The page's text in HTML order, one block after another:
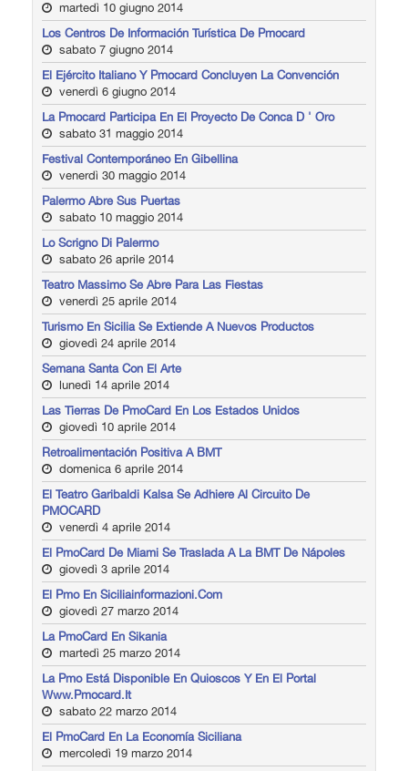
martedì 10 giugno 2014
Los Centros De Información Turística De Pmocard
sabato 7 giugno 2014
El Ejército Italiano Y Pmocard Concluyen La Convención
venerdì 6 giugno 2014
La Pmocard Participa En El Proyecto De Conca D ' Oro
sabato 31 maggio 2014
Festival Contemporáneo En Gibellina
venerdì 30 maggio 2014
Palermo Abre Sus Puertas
sabato 10 maggio 2014
Lo Scrigno Di Palermo
sabato 26 aprile 2014
Teatro Massimo Se Abre Para Las Fiestas
venerdì 25 aprile 2014
Turismo En Sicilia Se Extiende A Nuevos Productos
giovedì 24 aprile 2014
Semana Santa Con El Arte
lunedì 14 aprile 2014
Las Tierras De PmoCard En Los Estados Unidos
giovedì 10 aprile 2014
Retroalimentación Positiva A BMT
domenica 6 aprile 2014
El Teatro Garibaldi Kalsa Se Adhiere Al Circuito De
PMOCARD
venerdì 4 aprile 2014
El PmoCard De Miami Se Traslada A La BMT De Nápoles
giovedì 3 aprile 2014
El Pmo En Siciliainformazioni.com
giovedì 27 marzo 2014
La PmoCard En Sikania
martedì 25 marzo 2014
La Pmo Está Disponible En Quioscos Y En El Portal
Www.pmocard.it
sabato 22 marzo 2014
El PmoCard En La Economía Siciliana
mercoledì 19 marzo 2014